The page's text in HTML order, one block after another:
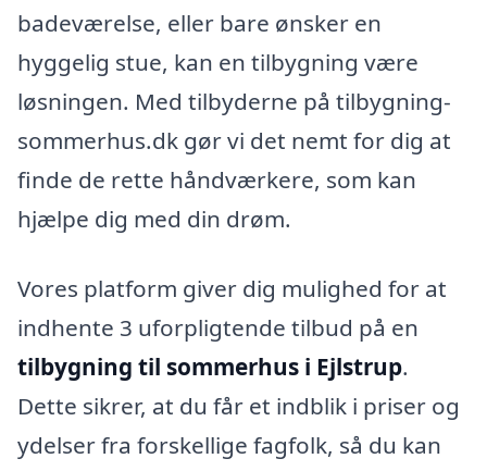
badeværelse, eller bare ønsker en
hyggelig stue, kan en tilbygning være
løsningen. Med tilbyderne på tilbygning-
sommerhus.dk gør vi det nemt for dig at
finde de rette håndværkere, som kan
hjælpe dig med din drøm.
Vores platform giver dig mulighed for at
indhente 3 uforpligtende tilbud på en
tilbygning til sommerhus i Ejlstrup.
Dette sikrer, at du får et indblik i priser og
ydelser fra forskellige fagfolk, så du kan